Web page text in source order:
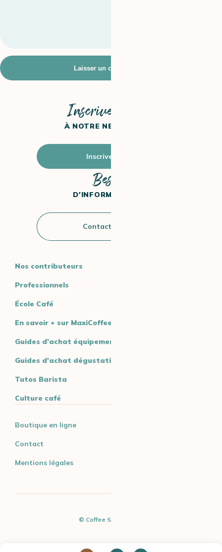
Inscrivez-vous
À NOTRE NEWSLETTER
Inscrivez-vous
Besoin
D'INFORMATIONS ?
Contactez-nous
Nos contributeurs
Professionnels
École Café
En savoir + sur MaxiCoffee
Guides d'achat équipement
Guides d'achat dégustation
Tutos Barista
Culture café
Boutique en ligne
Contact
Mentions légales
© Coffee Spirit - 2026